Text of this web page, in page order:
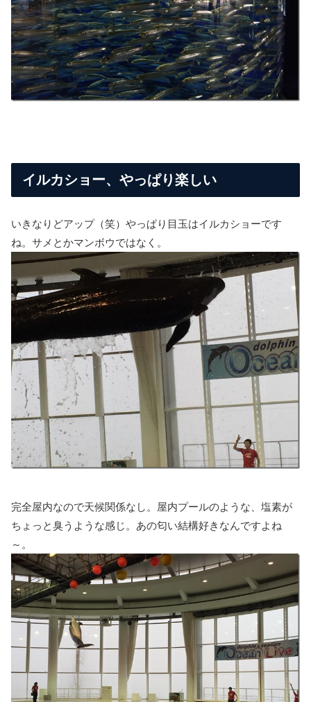
イルカショー、やっぱり楽しい
いきなりどアップ（笑）やっぱり目玉はイルカショーです
ね。サメとかマンボウではなく。
完全屋内なので天候関係なし。屋内プールのような、塩素が
ちょっと臭うような感じ。あの匂い結構好きなんですよね
～。